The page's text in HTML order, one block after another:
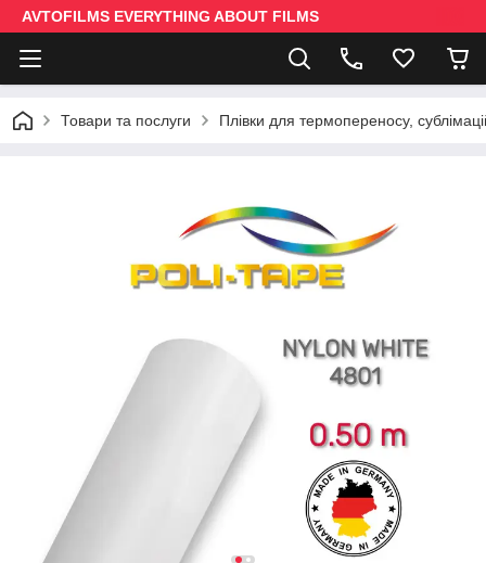
AVTOFILMS EVERYTHING ABOUT FILMS
Товари та послуги Плівки для термопереносу,